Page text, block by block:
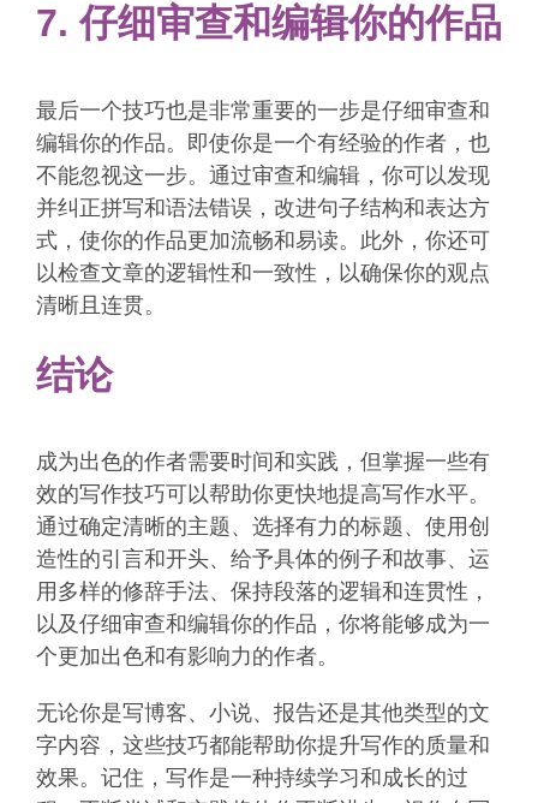
7. 仔细审查和编辑你的作品
最后一个技巧也是非常重要的一步是仔细审查和
编辑你的作品。即使你是一个有经验的作者，也
不能忽视这一步。通过审查和编辑，你可以发现
并纠正拼写和语法错误，改进句子结构和表达方
式，使你的作品更加流畅和易读。此外，你还可
以检查文章的逻辑性和一致性，以确保你的观点
清晰且连贯。
结论
成为出色的作者需要时间和实践，但掌握一些有
效的写作技巧可以帮助你更快地提高写作水平。
通过确定清晰的主题、选择有力的标题、使用创
造性的引言和开头、给予具体的例子和故事、运
用多样的修辞手法、保持段落的逻辑和连贯性，
以及仔细审查和编辑你的作品，你将能够成为一
个更加出色和有影响力的作者。
无论你是写博客、小说、报告还是其他类型的文
字内容，这些技巧都能帮助你提升写作的质量和
效果。记住，写作是一种持续学习和成长的过